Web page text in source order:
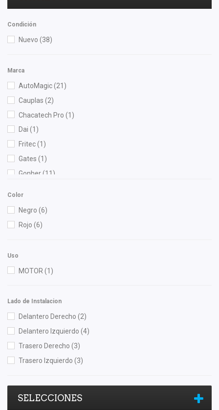
Condición
Nuevo (38)
Marca
AutoMagic(21)
Cauplas (2)
Chacatech Pro (1)
Dai (1)
Fritec(1)
Gates (1)
Gonher(11)
Color
Negro (6)
Rojo (6)
Uso
MOTOR (1)
Lado de Instalacion
Delantero Derecho (2)
Delantero Izquierdo (4)
Trasero Derecho (3)
Trasero Izquierdo (3)
SELECCIONES